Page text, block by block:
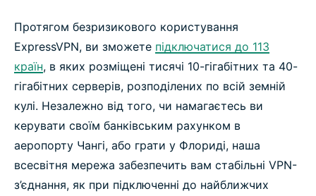
Протягом безризикового користування
ExpressVPN, ви зможете підключатися до 113
країн, в яких розміщені тисячі 10-гігабітних та 40-
гігабітних серверів, розподілених по всій земній
кулі. Незалежно від того, чи намагаєтесь ви
керувати своїм банківським рахунком в
аеропорту Чангі, або грати у Флориді, наша
всесвітня мережа забезпечить вам стабільні VPN-
з’єднання, як при підключенні до найближчих